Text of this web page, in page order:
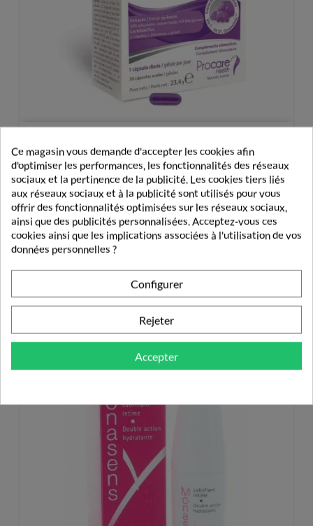
Papilocare ImmunoCAPS 30 Gélules
26,85 €
PRODUITS DE LA MÊME CATÉGORIE
LUBRIFIANTS INTIMES
Ce magasin vous demande d'accepter les cookies afin
d'optimiser les performances, les fonctionnalités des réseaux
sociaux et la pertinence de la publicité. Les cookies tiers liés
aux réseaux sociaux et à la publicité sont utilisés pour vous
offrir des fonctionnalités optimisées sur les réseaux sociaux,
ainsi que des publicités personnalisées. Acceptez-vous ces
cookies ainsi que les implications associées à l'utilisation de vos
données personnelles ?
Configurer
Rejeter
Accepter